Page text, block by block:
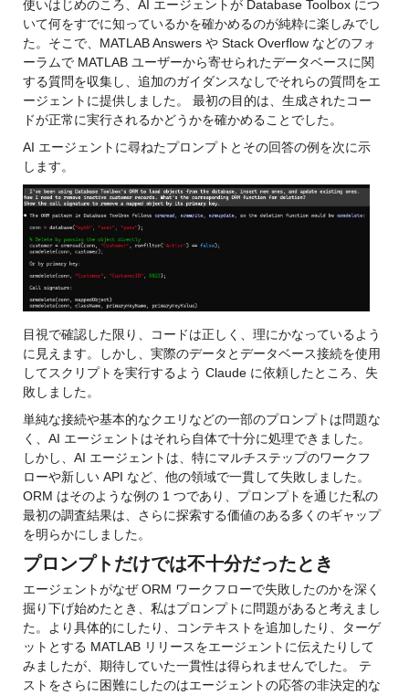
使いはじめのころ、AI エージェントが Database Toolbox につ
いて何をすでに知っているかを確かめるのが純粋に楽しみでし
た。そこで、MATLAB Answers や Stack Overflow などのフォ
ーラムで MATLAB ユーザーから寄せられたデータベースに関
する質問を収集し、追加のガイダンスなしでそれらの質問をエ
ージェントに提供しました。 最初の目的は、生成されたコー
ドが正常に実行されるかどうかを確かめることでした。
AI エージェントに尋ねたプロンプトとその回答の例を次に示
します。
目視で確認した限り、コードは正しく、理にかなっているよう
に見えます。しかし、実際のデータとデータベース接続を使用
してスクリプトを実行するよう Claude に依頼したところ、失
敗しました。
単純な接続や基本的なクエリなどの一部のプロンプトは問題な
く、AI エージェントはそれら自体で十分に処理できました。
しかし、AI エージェントは、特にマルチステップのワークフ
ローや新しい API など、他の領域で一貫して失敗しました。
ORM はそのような例の 1 つであり、プロンプトを通じた私の
最初の調査結果は、さらに探索する価値のある多くのギャップ
を明らかにしました。
プロンプトだけでは不十分だったとき
エージェントがなぜ ORM ワークフローで失敗したのかを深く
掘り下げ始めたとき、私はプロンプトに問題があると考えまし
た。より具体的にしたり、コンテキストを追加したり、ターゲ
ットとする MATLAB リリースをエージェントに伝えたりして
みましたが、期待していた一貫性は得られませんでした。 テ
ストをさらに困難にしたのはエージェントの応答の非決定的な